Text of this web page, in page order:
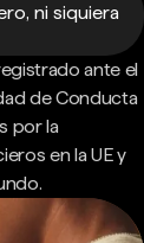
ni siquiera
ante el
de Conducta
por la
en la UE y